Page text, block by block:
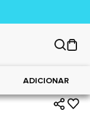
ADICIONAR